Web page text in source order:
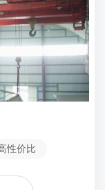
性价比